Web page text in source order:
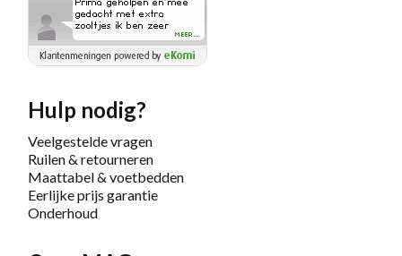
Hulp nodig?
Veelgestelde vragen
Ruilen & retourneren
Maattabel & voetbedden
Eerlijke prijs garantie
Onderhoud